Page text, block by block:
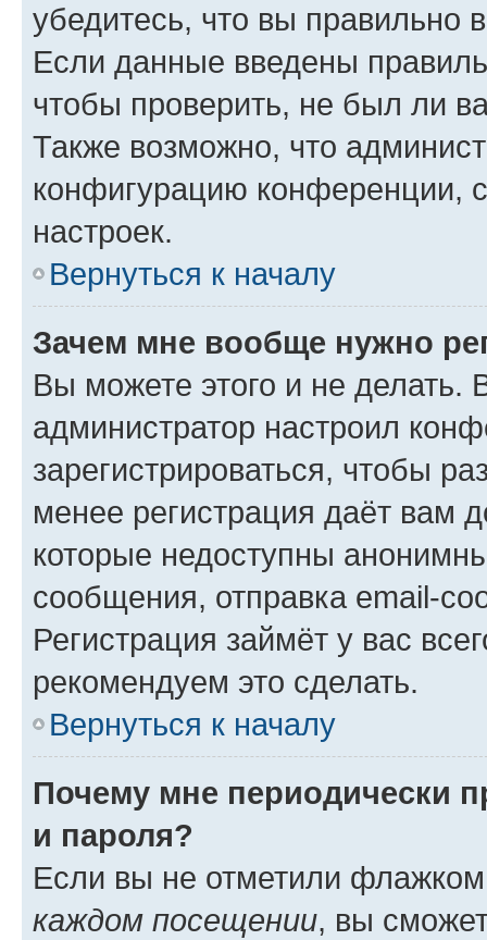
убедитесь, что вы правильно
Если данные введены
чтобы проверить, не был ли
Также возможно, что
конфигурацию конференции,
настроек.
Вернуться к началу
Зачем мне вообще нужно
Вы можете этого и не делать.
администратор настроил
зарегистрироваться, чтобы
менее регистрация даёт вам
которые недоступны
сообщения, отправка email-
Регистрация займёт у вас
рекомендуем это сделать.
Вернуться к началу
Почему мне периодически
и пароля?
Если вы не отметили
каждом посещении, вы